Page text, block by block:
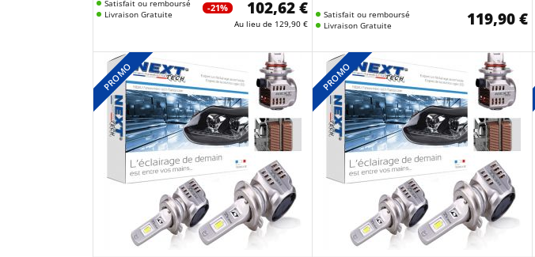
Satisfait ou remboursé
Livraison Gratuite
-21% 102,62 €
Au lieu de 129,90 €
Satisfait ou remboursé
Livraison Gratuite
119,90 €
PROMO PROMO